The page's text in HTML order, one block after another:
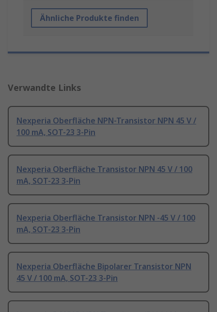
Ähnliche Produkte finden
Verwandte Links
Nexperia Oberfläche NPN-Transistor NPN 45 V /
100 mA, SOT-23 3-Pin
Nexperia Oberfläche Transistor NPN 45 V / 100
mA, SOT-23 3-Pin
Nexperia Oberfläche Transistor NPN -45 V / 100
mA, SOT-23 3-Pin
Nexperia Oberfläche Bipolarer Transistor NPN
45 V / 100 mA, SOT-23 3-Pin